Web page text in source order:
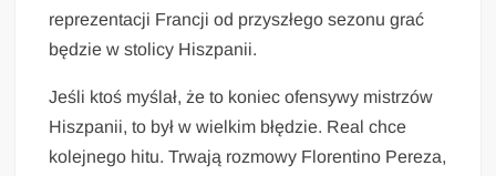
reprezentacji Francji od przyszłego sezonu grać
będzie w stolicy Hiszpanii.
Jeśli ktoś myślał, że to koniec ofensywy mistrzów
Hiszpanii, to był w wielkim błędzie. Real chce
kolejnego hitu. Trwają rozmowy Florentino Pereza,